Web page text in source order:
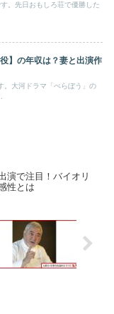
。先日おもしろ荘で優勝した
】の年収は？妻と出演作
。大河ドラマ「べらぼう」の
演で注目！バイオリ
性とは